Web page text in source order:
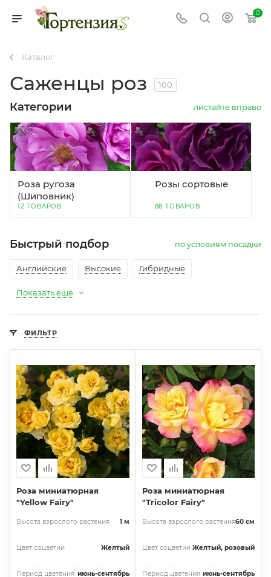
0
Каталог
Саженцы роз 100
Категории листайте вправо
Роза ругоза
(Шиповник)
12 ТОВАРОВ
Розы сортовые
88 ТОВАРОВ
Быстрый подбор по условиям посадки
Английские Высокие Гибридные
Показать еще
ФИЛЬТР
Роза миниатюрная
"Yellow Fairy"
Высота взрослого растения 1 м
Цвет соцветий Желтый
Период цветения июнь-сентябрь
Роза миниатюрная
"Tricolor Fairy"
Высота взрослого растения60 см
Цвет соцветий Желтый, розовый
Период цветения июнь-сентябрь